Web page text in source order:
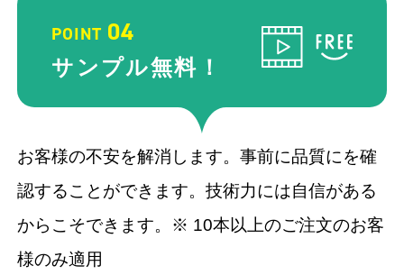
POINT 04
サンプル無料！
お客様の不安を解消します。事前に品質にを確
認することができます。技術力には自信がある
からこそできます。※ 10本以上のご注文のお客
様のみ適用